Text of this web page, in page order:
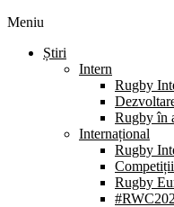
Meniu
Știri
Intern
Rugby
Rugby în
Internațional
Rugby
Rugby